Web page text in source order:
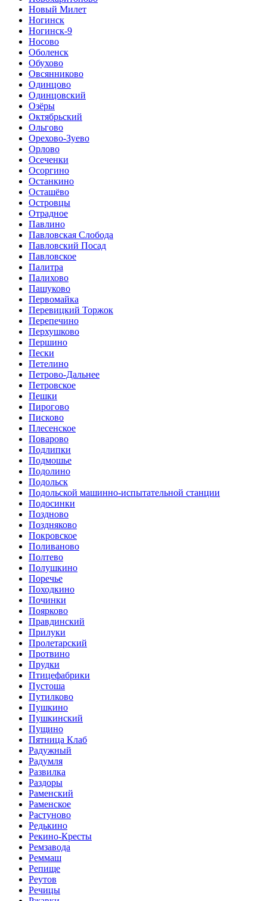
Новый Милет
Ногинск
Ногинск-9
Носово
Оболенск
Обухово
Овсянниково
Одинцово
Одинцовский
Озёры
Октябрьский
Ольгово
Орехово-Зуево
Орлово
Осеченки
Осоргино
Останкино
Осташёво
Островцы
Отрадное
Павлино
Павловская Слобода
Павловский Посад
Павловское
Палитра
Палихово
Пашуково
Первомайка
Перевицкий Торжок
Перепечино
Перхушково
Першино
Пески
Петелино
Петрово-Дальнее
Петровское
Пешки
Пирогово
Писково
Плесенское
Поварово
Подлипки
Подмошье
Подолино
Подольск
Подольской машинно-испытательной станции
Подосинки
Поздново
Поздняково
Покровское
Поливаново
Полтево
Полушкино
Поречье
Походкино
Починки
Поярково
Правдинский
Прилуки
Пролетарский
Протвино
Прудки
Птицефабрики
Пустоша
Путилково
Пушкино
Пушкинский
Пущино
Пятница Клаб
Радужный
Радумля
Развилка
Раздоры
Раменский
Раменское
Растуново
Редькино
Рекино-Кресты
Ремзавода
Реммаш
Репище
Реутов
Речицы